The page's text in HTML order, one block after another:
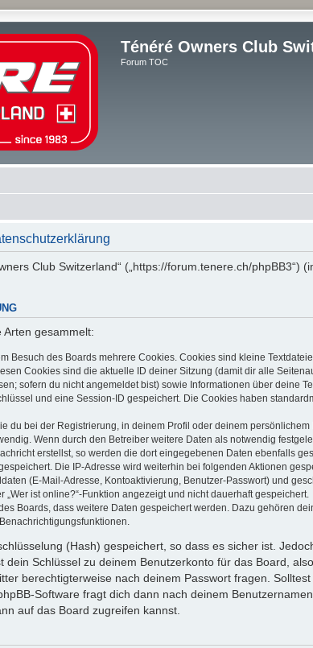
Ténéré Owners Club
Forum TOC
Club Switzerland“ („https://forum.tenere.ch/
gesammelt:
Besuch des Boards mehrere Cookies. Cookies sind kleine
Cookies sind die aktuelle ID deiner Sitzung (damit dir alle
sofern du nicht angemeldet bist) sowie Informationen über deine
und eine Session-ID gespeichert. Die Cookies haben
du bei der Registrierung, in deinem Profil oder deinem
Wenn durch den Betreiber weitere Daten als notwendig
erstellst, so werden die dort eingegebenen Daten ebenfalls
Die IP-Adresse wird weiterhin bei folgenden Aktionen
(E-Mail-Adresse, Kontoaktivierung, Benutzer-Passwort) und
„Wer ist online?“-Funktion angezeigt und nicht dauerhaft gespeichert.
Boards, dass weitere Daten gespeichert werden. Dazu gehören
(Hash) gespeichert, so dass es sicher ist.
dein Schlüssel zu deinem Benutzerkonto für das Board,
berechtigterweise nach deinem Passwort fragen.
Software fragt dich dann nach deinem
auf das Board zugreifen kannst.